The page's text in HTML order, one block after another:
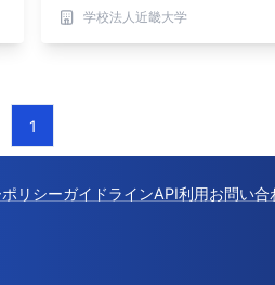
学校法人近畿大学
1
リシーガイドラインAPI利用お問い合